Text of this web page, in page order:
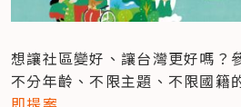
想讓社區變好、讓台灣更好嗎？
不分年齡、不限主題、不限國籍